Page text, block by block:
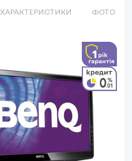
ХАРАКТЕРИСТИКИ ФОТО